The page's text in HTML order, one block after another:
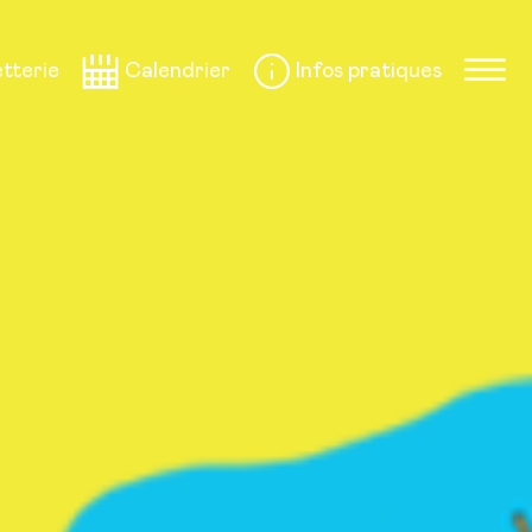
Calendrier Infos pratiques